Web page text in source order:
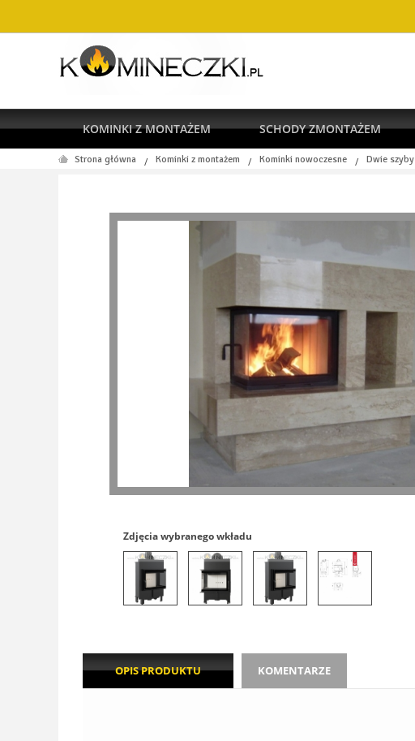
KOMINKI Z MONTAŻEM SCHODY ZMONTAŻEM
RODO
Strona główna / Kominki z montażem / Kominki nowoczesne / Dwie szyby
Zdjęcia wybranego wkładu
OPIS PRODUKTU KOMENTARZE